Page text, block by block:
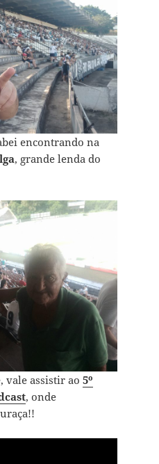
encontrando na
, grande lenda do
vale assistir ao 5º
, onde